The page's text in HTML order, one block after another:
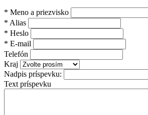
* Meno a priezvisko
* Alias
* Heslo
* E-mail
Telefón
Kraj
Nadpis príspevku:
Text príspevku